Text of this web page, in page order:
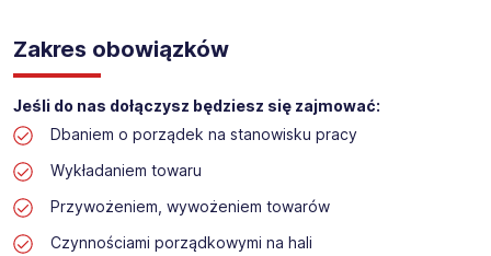
Pośrednictwa Pracy i Doradztwa Personalnego Work &
Profit jest obecnie jedną z największych niezależnych
polskich agencji zatrudnienia. W ciągu wielu lat naszej
działalności daliśmy pracę przeszło 50 000 pracowników
w całym kraju. Skutecznie znajdujemy pracowników dla
największych firm, jak również małych rodzinnych
przedsiębiorstw w Polsce. Agencja jest wpisana pod nr
stanowisko:
Zakres obowiązków
Jeśli do nas dołączysz będziesz się zajmować:
Dbaniem o porządek na stanowisku pracy
Wykładaniem towaru
Przywożeniem, wywożeniem towarów
Czynnościami porządkowymi na hali